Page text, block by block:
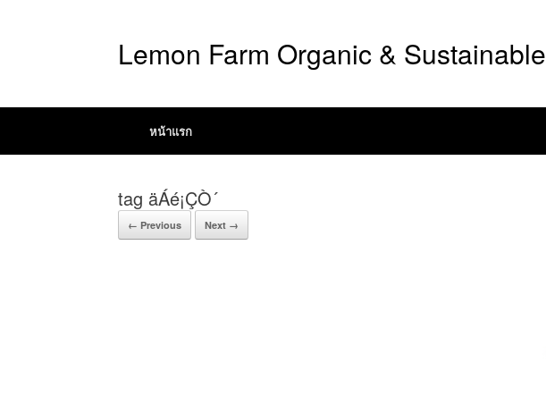
Lemon Farm Organic & Sustainable
หน้าแรก
tag äÁé¡ÇÒ´
← Previous Next →